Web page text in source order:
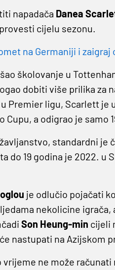
napadača Danea
cijelu sezonu.
na Germaniji i zaigraj
školovanje u
dobiti više prilika za
Premier ligu, Scarlett je
Cupu, a odigrao je samo
standardni je
do 19 godina je 2022. u
je odlučio pojačati
nekolicine
Son Heung-min cijeli
nastupati na Azijskom
vrijeme ne može